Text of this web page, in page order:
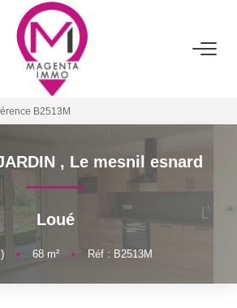
ACHETER
ESTIMER/VENDRE
BIENS VENDUS
B2513M
, Le mesnil esnard
Loué
• 68 m² • Réf : B2513M